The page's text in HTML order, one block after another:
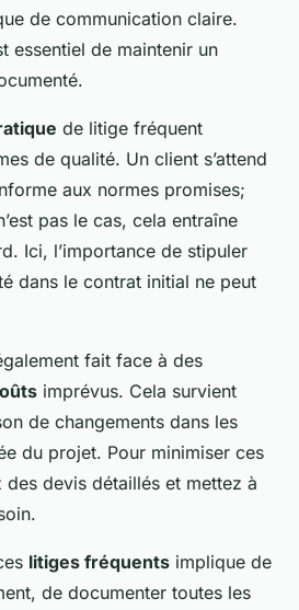
de communication claire.
essentiel de maintenir un
de litige fréquent
de qualité. Un client s’attend
aux normes promises;
pas le cas, cela entraîne
Ici, l’importance de stipuler
dans le contrat initial ne peut
fait face à des
imprévus. Cela survient
de changements dans les
du projet. Pour minimiser ces
des devis détaillés et mettez à
litiges fréquents implique de
de documenter toutes les